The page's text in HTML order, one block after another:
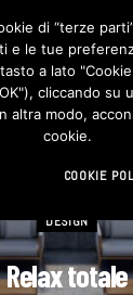
DESIGN
Relax totale
di “terze
e le tue
a lato
cliccando su
altra modo,
cookie.
COOKIE